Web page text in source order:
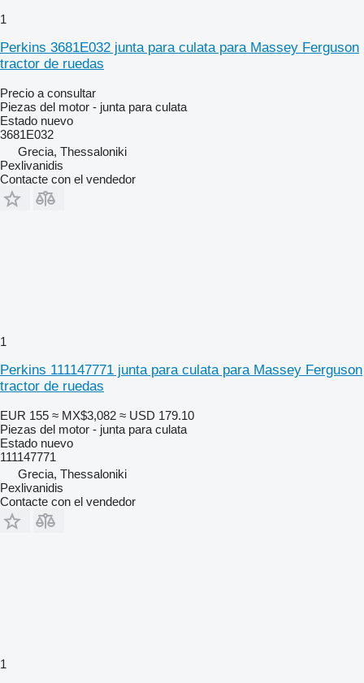
1
Perkins 3681E032 junta para culata para Massey Ferguson
tractor de ruedas
Precio a consultar
Piezas del motor - junta para culata
Estado nuevo
3681E032
Grecia, Thessaloniki
Pexlivanidis
Contacte con el vendedor
1
Perkins 111147771 junta para culata para Massey Ferguson
tractor de ruedas
EUR 155 ≈ MX$3,082 ≈ USD 179.10
Piezas del motor - junta para culata
Estado nuevo
111147771
Grecia, Thessaloniki
Pexlivanidis
Contacte con el vendedor
1